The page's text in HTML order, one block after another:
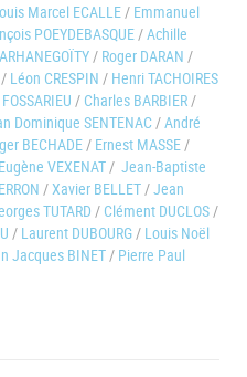
Marcel ECALLE/ Emmanuel
POEYDEBASQUE/Achille
/ Roger DARAN /
/ Léon CRESPIN / Henri TACHOIRES
/ Charles BARBIER/
Dominique SENTENAC/André
BECHADE/ Ernest MASSE/
Eugène VEXENAT/ Jean-Baptiste
/Xavier BELLET/Jean
TUTARD / Clément DUCLOS/
/ Laurent DUBOURG/ Louis Noël
Jacques BINET/ Pierre Paul